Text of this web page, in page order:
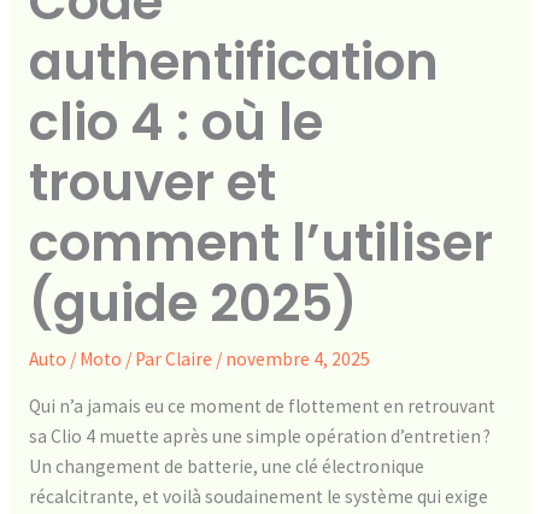
authentification
clio 4 : où le
trouver et
comment l’utiliser
(guide 2025)
Auto / Moto / ParClaire / novembre 4, 2025
Qui n’a jamais eu ce moment de flottement en retrouvant
sa Clio 4 muette après une simple opération d’entretien ?
Un changement de batterie, une clé électronique
récalcitrante, et voilà soudainement le système qui exige